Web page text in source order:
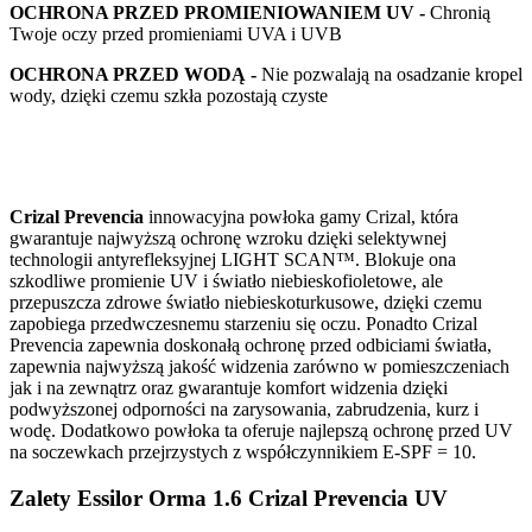
OCHRONA PRZED PROMIENIOWANIEM UV - Chronią
Twoje oczy przed promieniami UVA i UVB
OCHRONA PRZED WODĄ - Nie pozwalają na osadzanie kropel
wody, dzięki czemu szkła pozostają czyste
Crizal Prevencia innowacyjna powłoka gamy Crizal, która
gwarantuje najwyższą ochronę wzroku dzięki selektywnej
technologii antyrefleksyjnej LIGHT SCAN™. Blokuje ona
szkodliwe promienie UV i światło niebieskofioletowe, ale
przepuszcza zdrowe światło niebieskoturkusowe, dzięki czemu
zapobiega przedwczesnemu starzeniu się oczu. Ponadto Crizal
Prevencia zapewnia doskonałą ochronę przed odbiciami światła,
zapewnia najwyższą jakość widzenia zarówno w pomieszczeniach
jak i na zewnątrz oraz gwarantuje komfort widzenia dzięki
podwyższonej odporności na zarysowania, zabrudzenia, kurz i
wodę. Dodatkowo powłoka ta oferuje najlepszą ochronę przed UV
na soczewkach przejrzystych z współczynnikiem E-SPF = 10.
Zalety Essilor Orma 1.6 Crizal Prevencia UV